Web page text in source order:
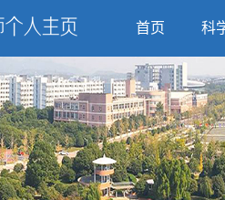
首页 科